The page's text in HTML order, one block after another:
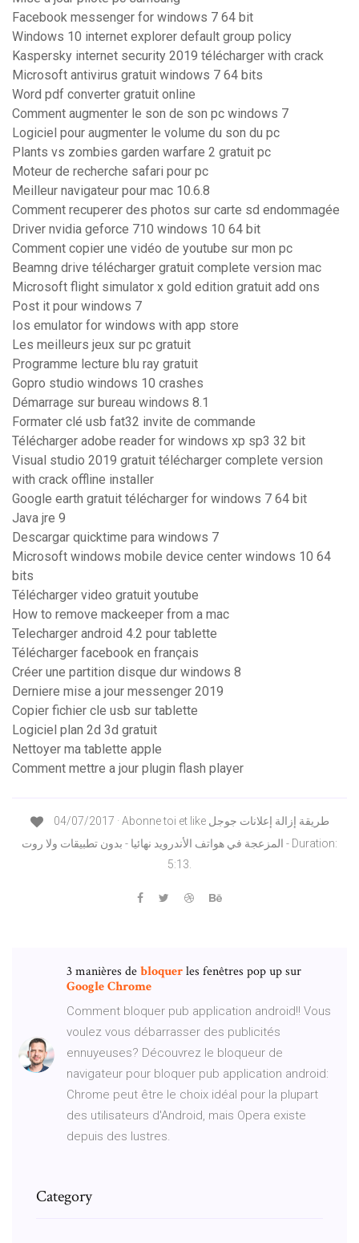
Facebook messenger for windows 7 64 bit
Windows 10 internet explorer default group policy
Kaspersky internet security 2019 télécharger with crack
Microsoft antivirus gratuit windows 7 64 bits
Word pdf converter gratuit online
Comment augmenter le son de son pc windows 7
Logiciel pour augmenter le volume du son du pc
Plants vs zombies garden warfare 2 gratuit pc
Moteur de recherche safari pour pc
Meilleur navigateur pour mac 10.6.8
Comment recuperer des photos sur carte sd endommagée
Driver nvidia geforce 710 windows 10 64 bit
Comment copier une vidéo de youtube sur mon pc
Beamng drive télécharger gratuit complete version mac
Microsoft flight simulator x gold edition gratuit add ons
Post it pour windows 7
Ios emulator for windows with app store
Les meilleurs jeux sur pc gratuit
Programme lecture blu ray gratuit
Gopro studio windows 10 crashes
Démarrage sur bureau windows 8.1
Formater clé usb fat32 invite de commande
Télécharger adobe reader for windows xp sp3 32 bit
Visual studio 2019 gratuit télécharger complete version
with crack offline installer
Google earth gratuit télécharger for windows 7 64 bit
Java jre 9
Descargar quicktime para windows 7
Microsoft windows mobile device center windows 10 64
bits
Télécharger video gratuit youtube
How to remove mackeeper from a mac
Telecharger android 4.2 pour tablette
Télécharger facebook en français
Créer une partition disque dur windows 8
Derniere mise a jour messenger 2019
Copier fichier cle usb sur tablette
Logiciel plan 2d 3d gratuit
Nettoyer ma tablette apple
Comment mettre a jour plugin flash player
04/07/2017 · Abonne toi et like طريقة إزالة إعلانات جوجل
المزعجة في هواتف الأندرويد نهائيا - بدون تطبيقات ولا روت - Duration:
5:13.
3 manières debloquerles fenêtres pop up sur
GoogleChrome
Comment bloquer pub application android!! Vous
voulez vous débarrasser des publicités
ennuyeuses? Découvrez le bloqueur de
navigateur pour bloquer pub application android:
Chrome peut être le choix idéal pour la plupart
des utilisateurs d'Android, mais Opera existe
depuis des lustres.
Category